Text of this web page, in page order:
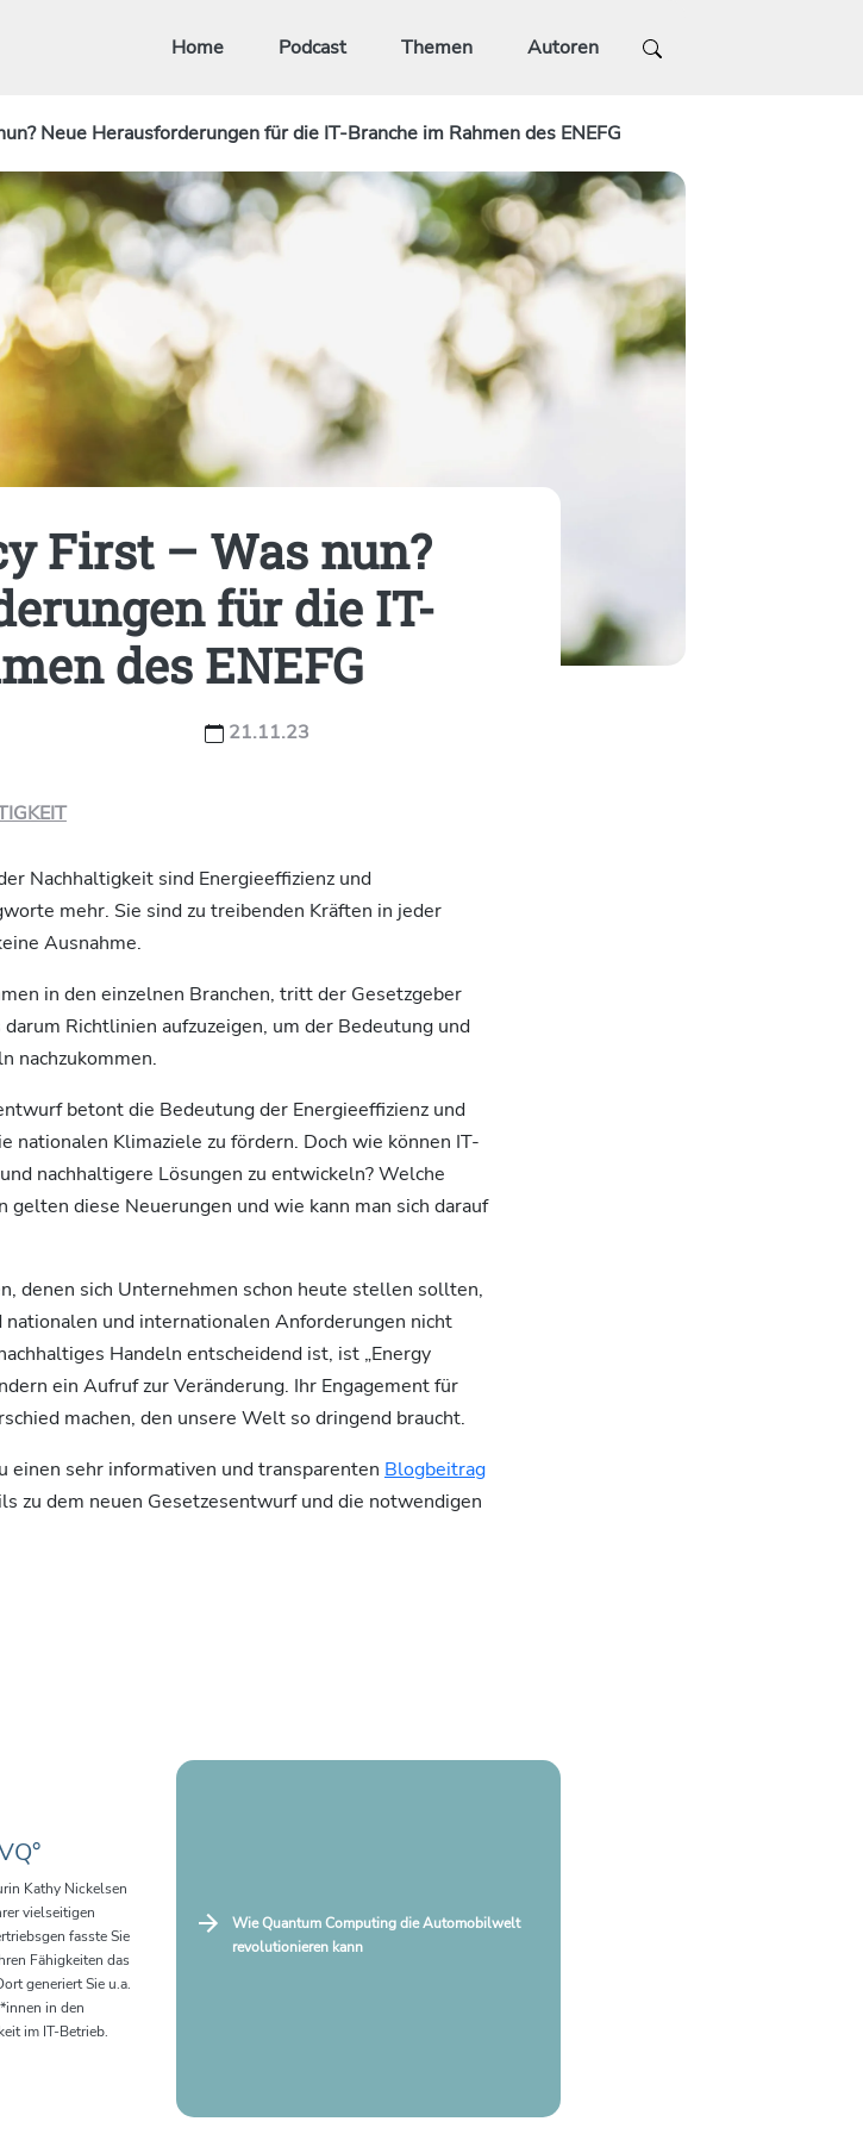
Home Podcast Themen Autoren
Neue Herausforderungen für die IT-Branche im Rahmen des ENEFG
First – Was nun?
für die IT-
des ENEFG
21.11.23
Nachhaltigkeit sind Energieeffizienz und
mehr. Sie sind zu treibenden Kräften in jeder
Ausnahme.
in den einzelnen Branchen, tritt der Gesetzgeber
Richtlinien aufzuzeigen, um der Bedeutung und
nachzukommen.
betont die Bedeutung der Energieeffizienz und
nationalen Klimaziele zu fördern. Doch wie können IT-
nachhaltigere Lösungen zu entwickeln? Welche
diese Neuerungen und wie kann man sich darauf
denen sich Unternehmen schon heute stellen sollten,
und internationalen Anforderungen nicht
Handeln entscheidend ist, ist „Energy
ein Aufruf zur Veränderung. Ihr Engagement für
machen, den unsere Welt so dringend braucht.
einen sehr informativen und transparenten Blogbeitrag
zu dem neuen Gesetzesentwurf und die notwendigen
Kathy Nickelsen
vielseitigen
fasste Sie
Fähigkeiten das
generiert Sie u.a.
in den
im IT-Betrieb.
Wie Quantum Computing die Automobilwelt
revolutionieren kann